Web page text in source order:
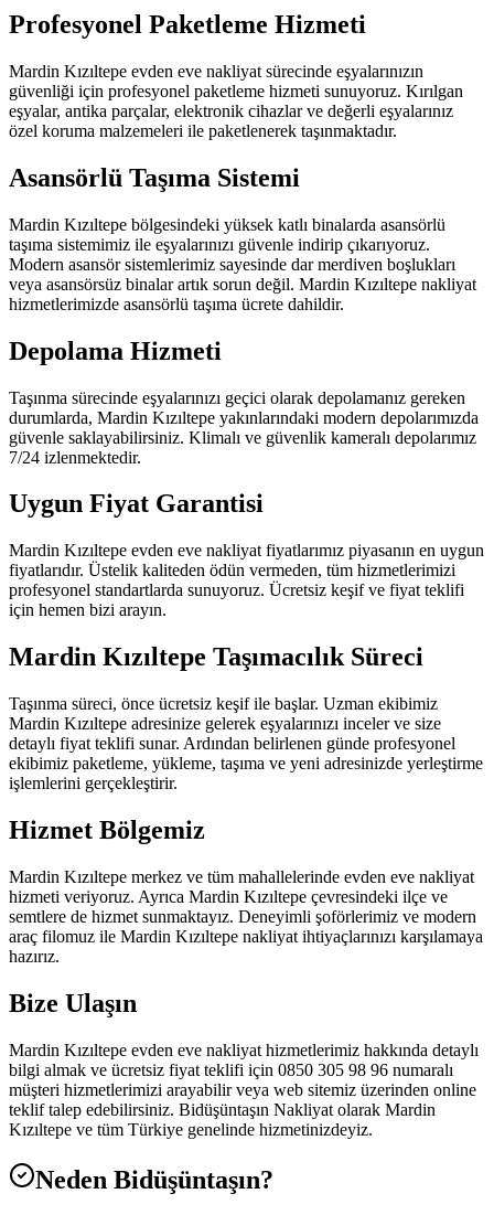
Profesyonel Paketleme Hizmeti
Mardin Kızıltepe evden eve nakliyat sürecinde eşyalarınızın
güvenliği için profesyonel paketleme hizmeti sunuyoruz. Kırılgan
eşyalar, antika parçalar, elektronik cihazlar ve değerli eşyalarınız
özel koruma malzemeleri ile paketlenerek taşınmaktadır.
Asansörlü Taşıma Sistemi
Mardin Kızıltepe bölgesindeki yüksek katlı binalarda asansörlü
taşıma sistemimiz ile eşyalarınızı güvenle indirip çıkarıyoruz.
Modern asansör sistemlerimiz sayesinde dar merdiven boşlukları
veya asansörsüz binalar artık sorun değil. Mardin Kızıltepe nakliyat
hizmetlerimizde asansörlü taşıma ücrete dahildir.
Depolama Hizmeti
Taşınma sürecinde eşyalarınızı geçici olarak depolamanız gereken
durumlarda, Mardin Kızıltepe yakınlarındaki modern depolarımızda
güvenle saklayabilirsiniz. Klimalı ve güvenlik kameralı depolarımız
7/24 izlenmektedir.
Uygun Fiyat Garantisi
Mardin Kızıltepe evden eve nakliyat fiyatlarımız piyasanın en uygun
fiyatlarıdır. Üstelik kaliteden ödün vermeden, tüm hizmetlerimizi
profesyonel standartlarda sunuyoruz. Ücretsiz keşif ve fiyat teklifi
için hemen bizi arayın.
Mardin Kızıltepe Taşımacılık Süreci
Taşınma süreci, önce ücretsiz keşif ile başlar. Uzman ekibimiz
Mardin Kızıltepe adresinize gelerek eşyalarınızı inceler ve size
detaylı fiyat teklifi sunar. Ardından belirlenen günde profesyonel
ekibimiz paketleme, yükleme, taşıma ve yeni adresinizde yerleştirme
işlemlerini gerçekleştirir.
Hizmet Bölgemiz
Mardin Kızıltepe merkez ve tüm mahallelerinde evden eve nakliyat
hizmeti veriyoruz. Ayrıca Mardin Kızıltepe çevresindeki ilçe ve
semtlere de hizmet sunmaktayız. Deneyimli şoförlerimiz ve modern
araç filomuz ile Mardin Kızıltepe nakliyat ihtiyaçlarınızı karşılamaya
hazırız.
Bize Ulaşın
Mardin Kızıltepe evden eve nakliyat hizmetlerimiz hakkında detaylı
bilgi almak ve ücretsiz fiyat teklifi için 0850 305 98 96 numaralı
müşteri hizmetlerimizi arayabilir veya web sitemiz üzerinden online
teklif talep edebilirsiniz. Bidüşüntaşın Nakliyat olarak Mardin
Kızıltepe ve tüm Türkiye genelinde hizmetinizdeyiz.
Neden Bidüşüntaşın?